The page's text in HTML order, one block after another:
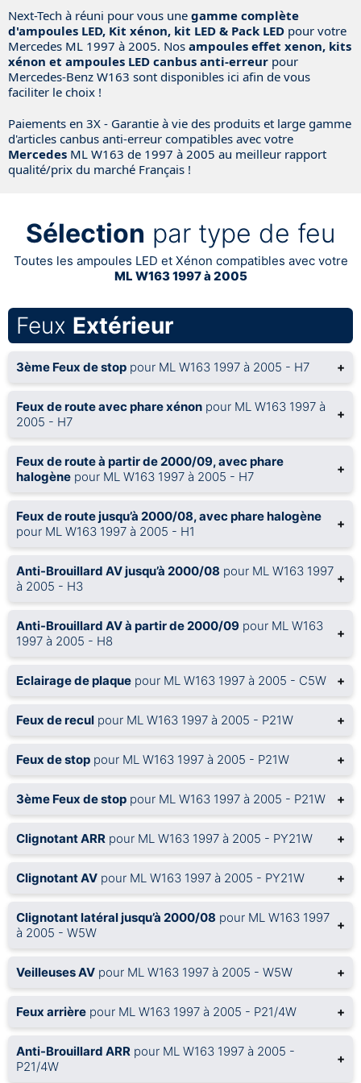
Next-Tech à réuni pour vous une gamme complète
d'ampoules LED, Kit xénon, kit LED & Pack LED pour votre
Mercedes ML 1997 à 2005. Nos ampoules effet xenon, kits
xénon et ampoules LED canbus anti-erreur pour
Mercedes-Benz W163 sont disponibles ici afin de vous
faciliter le choix !
Paiements en 3X - Garantie à vie des produits et large gamme
d'articles canbus anti-erreur compatibles avec votre
Mercedes ML W163 de 1997 à 2005 au meilleur rapport
qualité/prix du marché Français !
Sélection par type de feu
Toutes les ampoules LED et Xénon compatibles avec votre
ML W163 1997 à 2005
Feux Extérieur
3ème Feux de stop pour ML W163 1997 à 2005 - H7 +
Feux de route avec phare xénon pour ML W163 1997 à
2005 - H7
+
Feux de route à partir de 2000/09, avec phare
halogène pour ML W163 1997 à 2005 - H7 +
Feux de route jusqu’à 2000/08, avec phare halogène
pour ML W163 1997 à 2005 - H1
+
Anti-Brouillard AV jusqu’à 2000/08 pour ML W163 1997
à 2005 - H3
+
Anti-Brouillard AV à partir de 2000/09 pour ML W163
1997 à 2005 - H8
+
Eclairage de plaque pour ML W163 1997 à 2005 - C5W +
Feux de recul pour ML W163 1997 à 2005 - P21W +
Feux de stop pour ML W163 1997 à 2005 - P21W +
3ème Feux de stop pour ML W163 1997 à 2005 - P21W +
Clignotant ARR pour ML W163 1997 à 2005 - PY21W +
Clignotant AV pour ML W163 1997 à 2005 - PY21W +
Clignotant latéral jusqu’à 2000/08 pour ML W163 1997
à 2005 - W5W
+
Veilleuses AV pour ML W163 1997 à 2005 - W5W +
Feux arrière pour ML W163 1997 à 2005 - P21/4W +
Anti-Brouillard ARR pour ML W163 1997 à 2005 -
P21/4W
+